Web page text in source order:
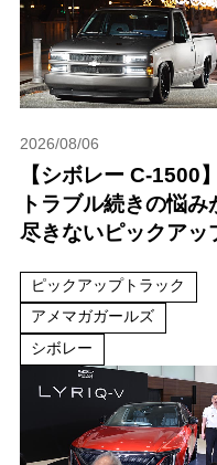
2026/08/06
【シボレー C-1500】
トラブル続きの悩み
尽きないピックアッ
ピックアップトラック
アメマガガールズ
シボレー